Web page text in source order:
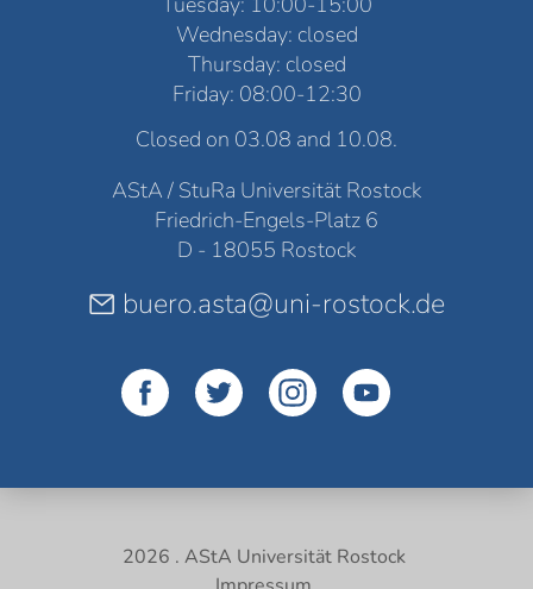
Wednesday: closed
Thursday: closed
Friday: 08:00-12:30
Closed on 03.08 and 10.08.
AStA / StuRa Universität Rostock
Friedrich-Engels-Platz 6
D - 18055 Rostock
buero.asta@uni-rostock.de
2026 . AStA Universität Rostock